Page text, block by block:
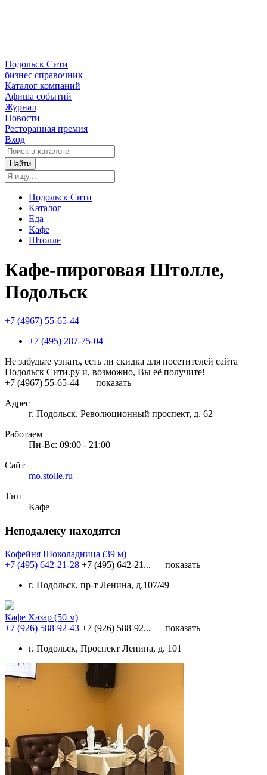
Подольск Сити
бизнес справочник
Каталог компаний
Афиша событий
Журнал
Новости
Ресторанная премия
Вход
Найти
Подольск Сити
Каталог
Еда
Кафе
Штолле
Кафе-пироговая Штолле,
Подольск
+7 (4967) 55-65-44
+7 (495) 287-75-04
Не забудьте узнать, есть ли скидка для посетителей сайта
Подольск Сити.ру и, возможно, Вы её получите!
+7 (4967) 55-65-44 — показать
Адрес
г. Подольск, Революционный проспект, д. 62
Работаем
Пн-Вс: 09:00 - 21:00
Сайт
mo.stolle.ru
Тип
Кафе
Неподалеку находятся
Кофейня Шоколадница (39 м)
+7 (495) 642-21-28 +7 (495) 642-21... — показать
г. Подольск, пр-т Ленина, д.107/49
Кафе Хазар (50 м)
+7 (926) 588-92-43 +7 (926) 588-92... — показать
г. Подольск, Проспект Ленина, д. 101